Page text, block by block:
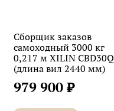
Сборщик заказов
самоходный 3000 кг
0,217 м XILIN CBD30Q
(длина вил 2440 мм)
979 900 ₽